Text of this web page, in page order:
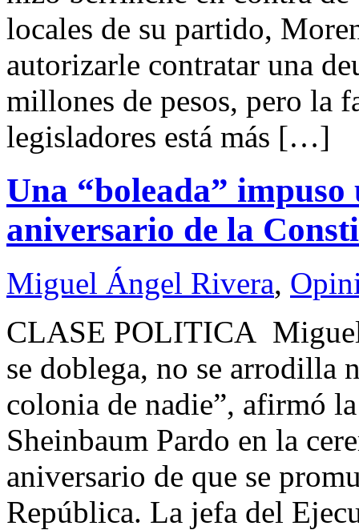
locales de su partido,
autorizarle contratar una
millones de pesos, pero la
legisladores está más […]
Una “boleada”
aniversario de la
Miguel Ángel Rivera,
CLASE POLITICA
se doblega, no se arrodilla
colonia de nadie”, afirmó
Sheinbaum Pardo en la
aniversario de que se
República. La jefa del